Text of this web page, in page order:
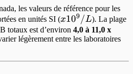
les valeurs de référence pour les
en unités SI (x
10^9/L
x109/L). La plage
totaux est d’environ 4,0 à 11,0 x
légèrement entre les laboratoires